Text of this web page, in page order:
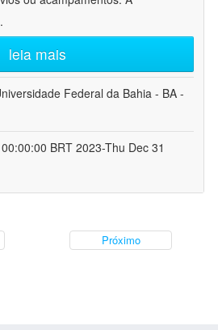
leia mais
Federal da Bahia - BA -
BRT 2023-Thu Dec 31
Próximo